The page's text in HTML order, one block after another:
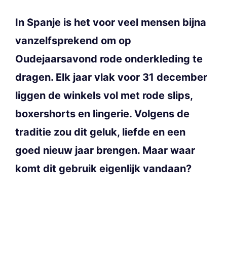
In Spanje is het voor veel mensen bijna
vanzelfsprekend om op
Oudejaarsavond rode onderkleding te
dragen. Elk jaar vlak voor 31 december
liggen de winkels vol met rode slips,
boxershorts en lingerie. Volgens de
traditie zou dit geluk, liefde en een
goed nieuw jaar brengen. Maar waar
komt dit gebruik eigenlijk vandaan?